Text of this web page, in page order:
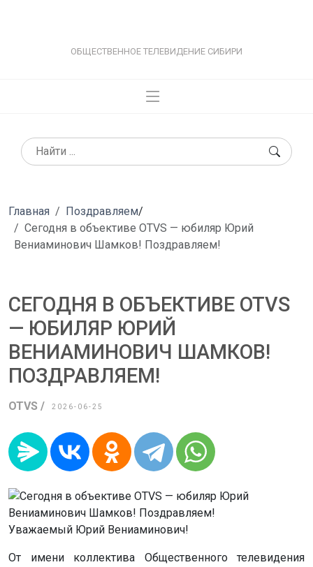
ОБЩЕСТВЕННОЕ ТЕЛЕВИДЕНИЕ СИБИРИ
Главная Поздравляем/
Сегодня в объективе OTVS — юбиляр Юрий
Вениаминович Шамков! Поздравляем!
СЕГОДНЯ В ОБЪЕКТИВЕ OTVS
— ЮБИЛЯР ЮРИЙ
ВЕНИАМИНОВИЧ ШАМКОВ!
ПОЗДРАВЛЯЕМ!
OTVS / 2026-06-25
Уважаемый Юрий Вениаминович!
От имени коллектива Общественного телевидения